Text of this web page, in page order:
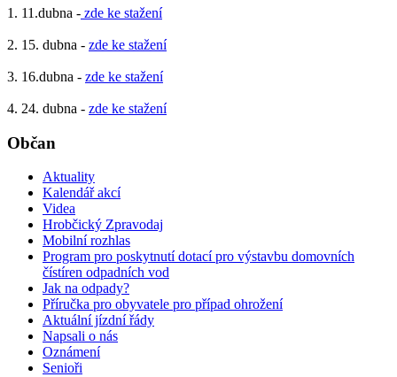
1. 11.dubna - zde ke stažení
2. 15. dubna - zde ke stažení
3. 16.dubna - zde ke stažení
4. 24. dubna - zde ke stažení
Občan
Aktuality
Kalendář akcí
Videa
Hrobčický Zpravodaj
Mobilní rozhlas
Program pro poskytnutí dotací pro výstavbu domovních
čístíren odpadních vod
Jak na odpady?
Příručka pro obyvatele pro případ ohrožení
Aktuální jízdní řády
Napsali o nás
Oznámení
Senioři